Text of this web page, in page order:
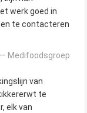
werk goed in
te contacteren
Medifoodsgroep
van
te
elk van